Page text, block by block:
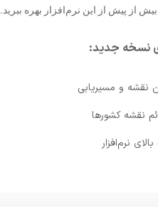
از پیش از این نرم‌افزار بهره ببرید.
نسخه جدید:
نقشه و مسیریابی
نقشه کشورها
نرم‌افزار